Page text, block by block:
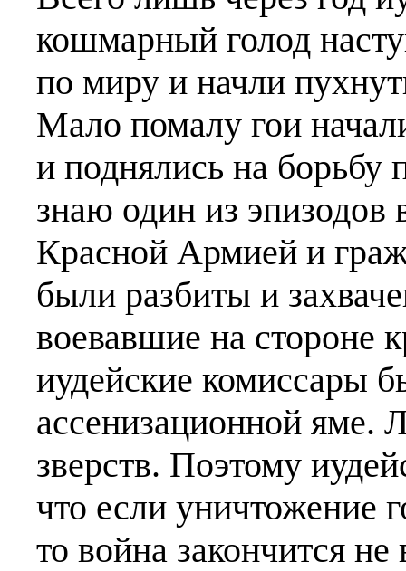
кошмарный голод
по миру и начли
Мало помалу гои
и поднялись на
знаю один из
Красной Армией и
были разбиты и
воевавшие на стороне
иудейские комиссары
ассенизационной яме.
зверств. Поэтому
что если уничтожение
то война закончится